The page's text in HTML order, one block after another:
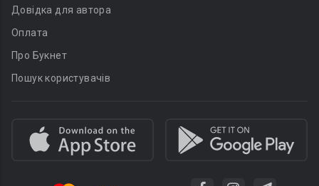
Довідка для автора
Оплата
Про Букнет
Пошук користувачів